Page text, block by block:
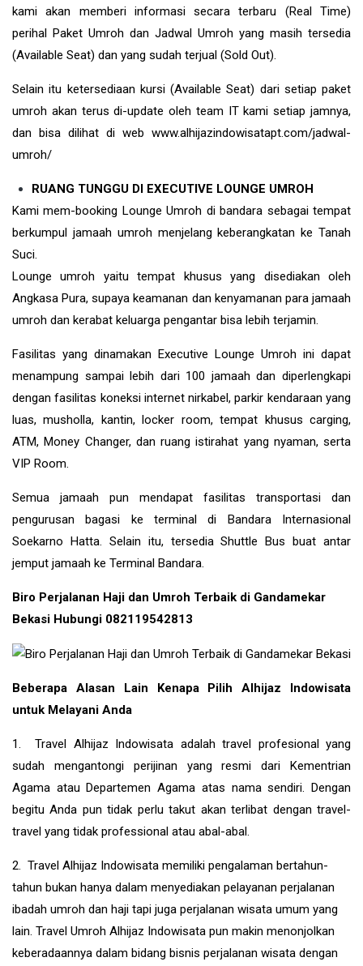
kami akan memberi informasi secara terbaru (Real Time)
perihal Paket Umroh dan Jadwal Umroh yang masih tersedia
(Available Seat) dan yang sudah terjual (Sold Out).
Selain itu ketersediaan kursi (Available Seat) dari setiap paket
umroh akan terus di-update oleh team IT kami setiap jamnya,
dan bisa dilihat di web www.alhijazindowisatapt.com/jadwal-
umroh/
RUANG TUNGGU DI EXECUTIVE LOUNGE UMROH
Kami mem-booking Lounge Umroh di bandara sebagai tempat
berkumpul jamaah umroh menjelang keberangkatan ke Tanah
Suci.
Lounge umroh yaitu tempat khusus yang disediakan oleh
Angkasa Pura, supaya keamanan dan kenyamanan para jamaah
umroh dan kerabat keluarga pengantar bisa lebih terjamin.
Fasilitas yang dinamakan Executive Lounge Umroh ini dapat
menampung sampai lebih dari 100 jamaah dan diperlengkapi
dengan fasilitas koneksi internet nirkabel, parkir kendaraan yang
luas, musholla, kantin, locker room, tempat khusus carging,
ATM, Money Changer, dan ruang istirahat yang nyaman, serta
VIP Room.
Semua jamaah pun mendapat fasilitas transportasi dan
pengurusan bagasi ke terminal di Bandara Internasional
Soekarno Hatta. Selain itu, tersedia Shuttle Bus buat antar
jemput jamaah ke Terminal Bandara.
Biro Perjalanan Haji dan Umroh Terbaik di Gandamekar
Bekasi Hubungi 082119542813
Beberapa Alasan Lain Kenapa Pilih Alhijaz Indowisata
untuk Melayani Anda
1. Travel Alhijaz Indowisata adalah travel profesional yang
sudah mengantongi perijinan yang resmi dari Kementrian
Agama atau Departemen Agama atas nama sendiri. Dengan
begitu Anda pun tidak perlu takut akan terlibat dengan travel-
travel yang tidak professional atau abal-abal.
2. Travel Alhijaz Indowisata memiliki pengalaman bertahun-
tahun bukan hanya dalam menyediakan pelayanan perjalanan
ibadah umroh dan haji tapi juga perjalanan wisata umum yang
lain. Travel Umroh Alhijaz Indowisata pun makin menonjolkan
keberadaannya dalam bidang bisnis perjalanan wisata dengan